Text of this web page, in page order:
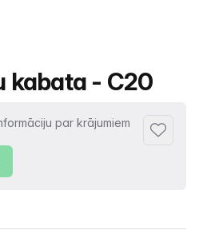
kabata - C20
par krājumiem